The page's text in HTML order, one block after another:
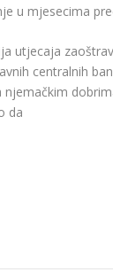
u mjesecima
utjecaja
centralnih
njemačkim
da